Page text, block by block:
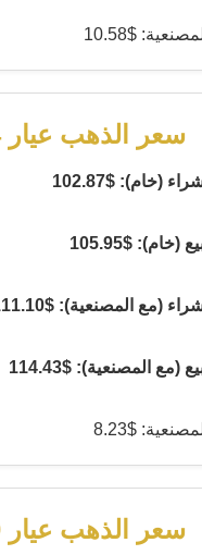
$10.58
سعر الذهب عيار 14
(خام): $102.87
(خام): $105.95
(مع المصنعية): $111.10
(مع المصنعية): $114.43
$8.23
سعر الذهب عيار 10